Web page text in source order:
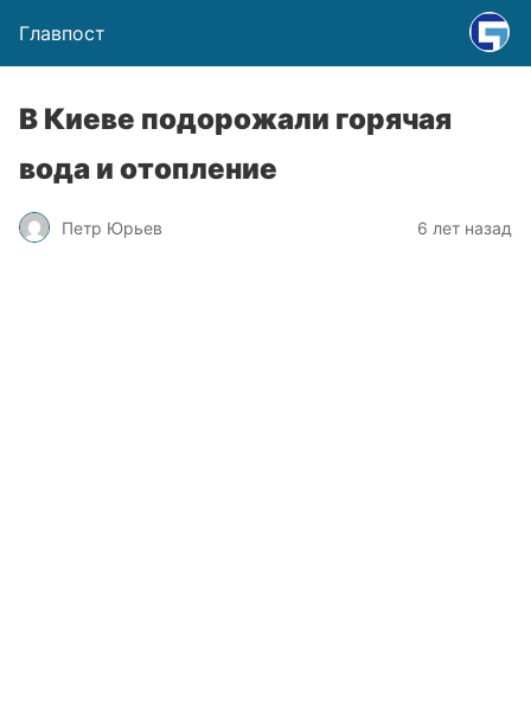
Главпост
В Киеве подорожали горячая
вода и отопление
Петр Юрьев 6 лет назад